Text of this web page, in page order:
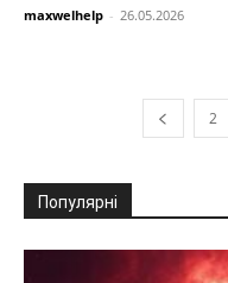
maxwelhelp - 26.05.2026
2
Популярні